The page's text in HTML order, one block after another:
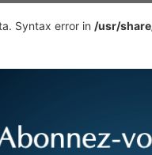
Syntax error in /usr/